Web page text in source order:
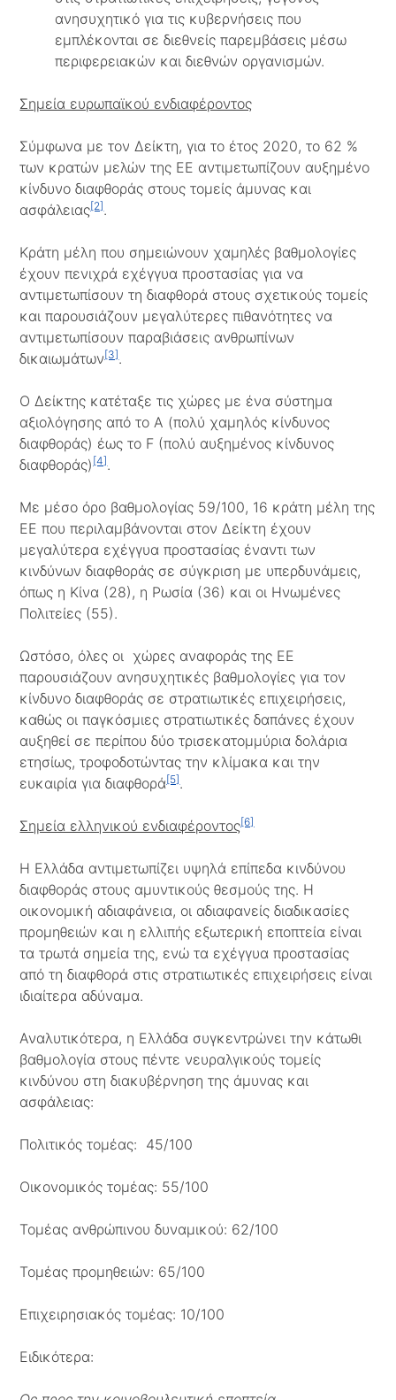
ανησυχητικό για τις κυβερνήσεις που
εμπλέκονται σε διεθνείς παρεμβάσεις μέσω
περιφερειακών και διεθνών οργανισμών.
Σημεία ευρωπαϊκού ενδιαφέροντος
Σύμφωνα με τον Δείκτη, για το έτος 2020, το 62 %
των κρατών μελών της ΕΕ αντιμετωπίζουν αυξημένο
κίνδυνο διαφθοράς στους τομείς άμυνας και
ασφάλειας[2].
Κράτη μέλη που σημειώνουν χαμηλές βαθμολογίες
έχουν πενιχρά εχέγγυα προστασίας για να
αντιμετωπίσουν τη διαφθορά στους σχετικούς τομείς
και παρουσιάζουν μεγαλύτερες πιθανότητες να
αντιμετωπίσουν παραβιάσεις ανθρωπίνων
δικαιωμάτων[3].
Ο Δείκτης κατέταξε τις χώρες με ένα σύστημα
αξιολόγησης από το Α (πολύ χαμηλός κίνδυνος
διαφθοράς) έως το F (πολύ αυξημένος κίνδυνος
διαφθοράς)[4].
Με μέσο όρο βαθμολογίας 59/100, 16 κράτη μέλη της
ΕΕ που περιλαμβάνονται στον Δείκτη έχουν
μεγαλύτερα εχέγγυα προστασίας έναντι των
κινδύνων διαφθοράς σε σύγκριση με υπερδυνάμεις,
όπως η Κίνα (28), η Ρωσία (36) και οι Ηνωμένες
Πολιτείες (55).
Ωστόσο, όλες οι χώρες αναφοράς της ΕΕ
παρουσιάζουν ανησυχητικές βαθμολογίες για τον
κίνδυνο διαφθοράς σε στρατιωτικές επιχειρήσεις,
καθώς οι παγκόσμιες στρατιωτικές δαπάνες έχουν
αυξηθεί σε περίπου δύο τρισεκατομμύρια δολάρια
ετησίως, τροφοδοτώντας την κλίμακα και την
ευκαιρία για διαφθορά[5].
Σημεία ελληνικού ενδιαφέροντος[6]
Η Ελλάδα αντιμετωπίζει υψηλά επίπεδα κινδύνου
διαφθοράς στους αμυντικούς θεσμούς της. Η
οικονομική αδιαφάνεια, οι αδιαφανείς διαδικασίες
προμηθειών και η ελλιπής εξωτερική εποπτεία είναι
τα τρωτά σημεία της, ενώ τα εχέγγυα προστασίας
από τη διαφθορά στις στρατιωτικές επιχειρήσεις είναι
ιδιαίτερα αδύναμα.
Αναλυτικότερα, η Ελλάδα συγκεντρώνει την κάτωθι
βαθμολογία στους πέντε νευραλγικούς τομείς
κινδύνου στη διακυβέρνηση της άμυνας και
ασφάλειας:
Πολιτικός τομέας: 45/100
Οικονομικός τομέας: 55/100
Τομέας ανθρώπινου δυναμικού: 62/100
Τομέας προμηθειών: 65/100
Επιχειρησιακός τομέας: 10/100
Ειδικότερα: